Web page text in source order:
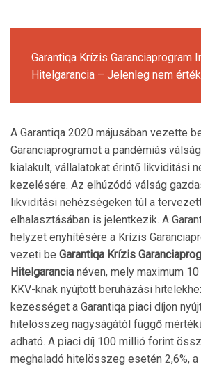
Garantiqa Krízis Garanciaprogram
Hitelgarancia – Jelenleg nem
A Garantiqa 2020 májusában vezette
Garanciaprogramot a pandémiás
kialakult, vállalatokat érintő likviditási
kezelésére. Az elhúzódó válság
likviditási nehézségeken túl a
elhalasztásában is jelentkezik. A
helyzet enyhítésére a Krízis
vezeti be Garantiqa Krízis
Hitelgarancia néven, mely maximum
KKV-knak nyújtott beruházási
kezességet a Garantiqa piaci díjon
hitelösszeg nagyságától függő
adható. A piaci díj 100 millió forint
meghaladó hitelösszeg esetén 2,6%,